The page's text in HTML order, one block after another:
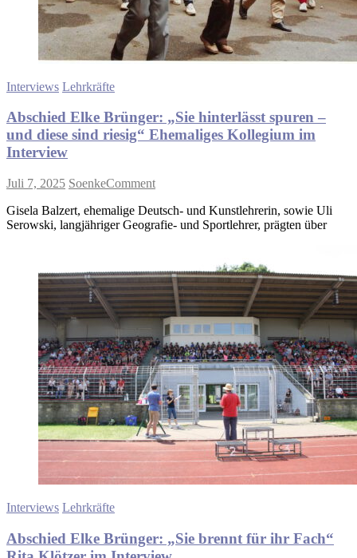
Interviews Lehrkräfte
Abschied Elke Brünger: „Sie hinterlässt spuren –
und diese sind riesig“ Ehemaliges Kollegium im
Interview
Juli 7, 2025 SoenkeCommenton
Elke
Brünger:
spuren
–
und
diese
sind
riesig“
Ehemaliges
Kollegium
im
Interview
Gisela Balzert, ehemalige Deutsch- und Kunstlehrerin, sowie Uli
Serowski, langjähriger Geografie- und Sportlehrer, prägten über
Interviews Lehrkräfte
Abschied Elke Brünger: „Sie brennt für ihr Fach“